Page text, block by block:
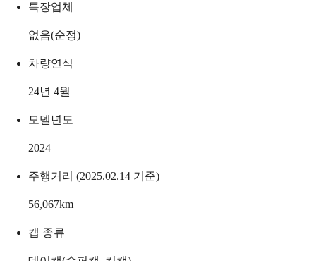
특장업체
없음(순정)
차량연식
24년 4월
모델년도
2024
주행거리 (2025.02.14 기준)
56,067km
캡 종류